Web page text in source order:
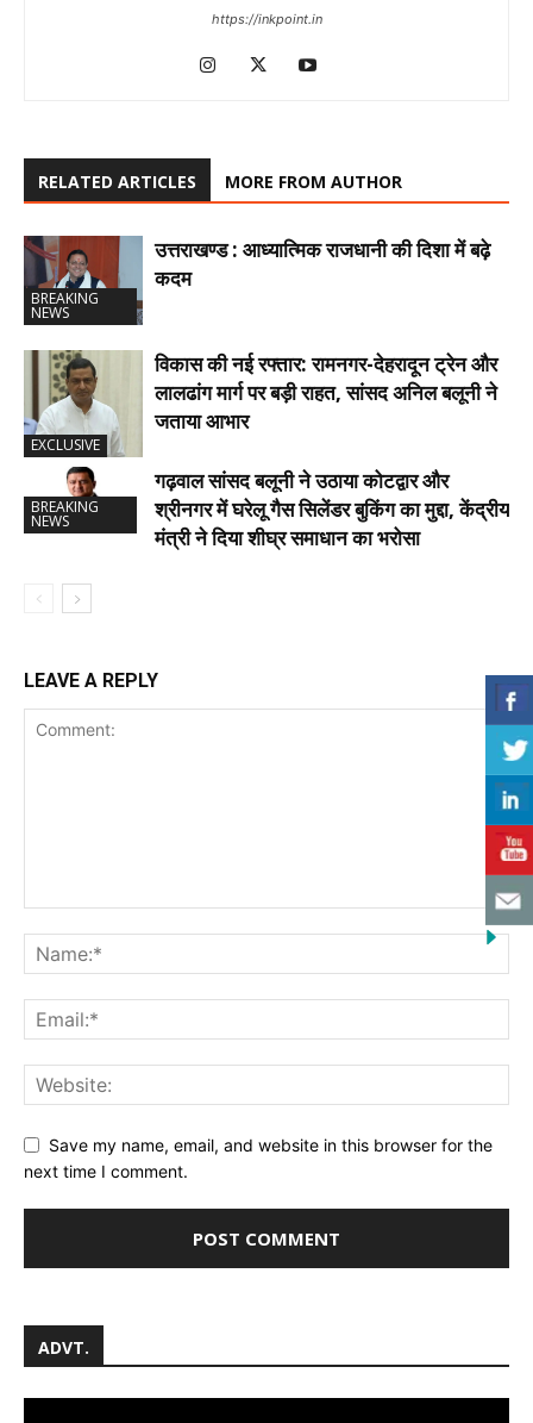
https://inkpoint.in
RELATED ARTICLES MORE FROM AUTHOR
BREAKING
NEWS
उत्तराखण्ड : आध्यात्मिक राजधानी की दिशा में बढ़े
कदम
EXCLUSIVE
विकास की नई रफ्तार: रामनगर-देहरादून ट्रेन और
लालढांग मार्ग पर बड़ी राहत, सांसद अनिल बलूनी ने
जताया आभार
BREAKING
NEWS
गढ़वाल सांसद बलूनी ने उठाया कोटद्वार और
श्रीनगर में घरेलू गैस सिलेंडर बुकिंग का मुद्दा, केंद्रीय
मंत्री ने दिया शीघ्र समाधान का भरोसा
LEAVE A REPLY
Save my name, email, and website in this browser for the
next time I comment.
ADVT.